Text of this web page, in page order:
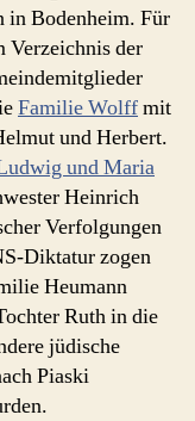
in Bodenheim. Für
Verzeichnis der
Familie Wolffmit
und Herbert.
und Maria
Heinrich
Verfolgungen
Diktatur zogen
Heumann
Ruth in die
jüdische
Piaski